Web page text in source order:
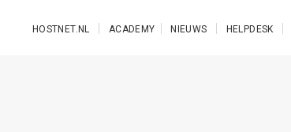
HOSTNET.NL ACADEMY NIEUWS HELPDESK